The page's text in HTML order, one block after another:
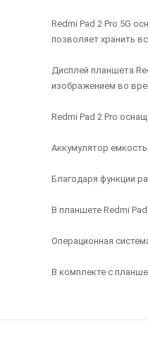
Redmi Pad 2 Pro 5G
позволяет хранить
Дисплей планшета
изображением во
Redmi Pad 2 Pro
Аккумулятор
Благодаря функции
В планшете Redmi
Операционная
В комплекте с